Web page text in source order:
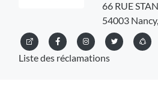
66 RUE
54003
Liste des réclamations